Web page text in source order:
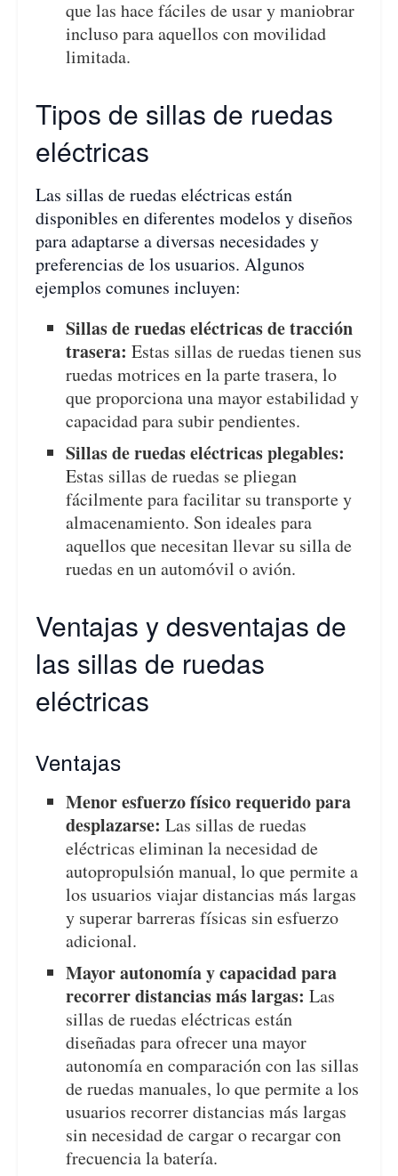
que las hace fáciles de usar y maniobrar
incluso para aquellos con movilidad
limitada.
Tipos de sillas de ruedas
eléctricas
Las sillas de ruedas eléctricas están
disponibles en diferentes modelos y diseños
para adaptarse a diversas necesidades y
preferencias de los usuarios. Algunos
ejemplos comunes incluyen:
Sillas de ruedas eléctricas de tracción
trasera: Estas sillas de ruedas tienen sus
ruedas motrices en la parte trasera, lo
que proporciona una mayor estabilidad y
capacidad para subir pendientes.
Sillas de ruedas eléctricas plegables:
Estas sillas de ruedas se pliegan
fácilmente para facilitar su transporte y
almacenamiento. Son ideales para
aquellos que necesitan llevar su silla de
ruedas en un automóvil o avión.
Ventajas y desventajas de
las sillas de ruedas
eléctricas
Ventajas
Menor esfuerzo físico requerido para
desplazarse: Las sillas de ruedas
eléctricas eliminan la necesidad de
autopropulsión manual, lo que permite a
los usuarios viajar distancias más largas
y superar barreras físicas sin esfuerzo
adicional.
Mayor autonomía y capacidad para
recorrer distancias más largas: Las
sillas de ruedas eléctricas están
diseñadas para ofrecer una mayor
autonomía en comparación con las sillas
de ruedas manuales, lo que permite a los
usuarios recorrer distancias más largas
sin necesidad de cargar o recargar con
frecuencia la batería.